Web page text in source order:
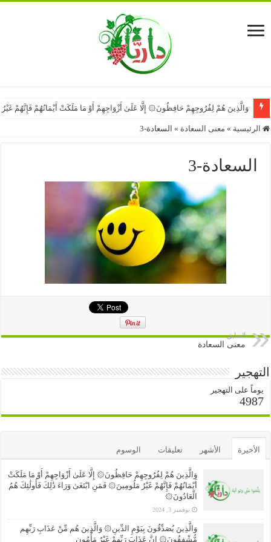
وَالَّذِينَ هُمْ لِفُرُوجِهِمْ حَافِظُونَ۞ إِلَّا عَلَىٰ أَزْوَاجِهِمْ أَوْ مَا مَلَكَتْ أَيْمَانُهُمْ فَإِنَّهُمْ
الرئيسية » معنى السعادة » السعادة-3
السعادة-3
السابق
معنى السعادة
التهجير
يوماً على التهجير
4987
الأخيرة الأشهر تعليقات الوسوم
وَالَّذِينَ هُمْ لِفُرُوجِهِمْ حَافِظُونَ۞ إِلَّا عَلَىٰ أَزْوَاجِهِمْ أَوْ مَا مَلَكَتْ
أَيْمَانُهُمْ فَإِنَّهُمْ غَيْرُ مَلُومِينَ۞ فَمَنِ ابْتَغَىٰ وَرَاءَ ذَٰلِكَ فَأُولَٰئِكَ هُمُ
الْعَادُونَ۞
نوفمبر 3, 2024
وَالَّذِينَ يُصَدِّقُونَ بِيَوْمِ الدِّينِ۞ وَالَّذِينَ هُم مِّنْ عَذَابِ رَبِّهِم
مُّشْفِقُونَ۞ إِنَّ عَذَابَ رَبِّهِمْ غَيْرُ مَأْمُونٍ